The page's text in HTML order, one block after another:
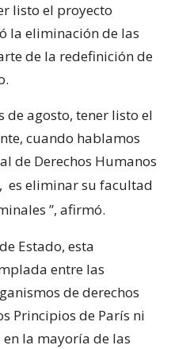
listo el proyecto
la eliminación de las
de la redefinición de
de agosto, tener listo el
cuando hablamos
de Derechos Humanos
es eliminar su facultad
”, afirmó.
Estado, esta
entre las
de derechos
Principios de París ni
la mayoría de las